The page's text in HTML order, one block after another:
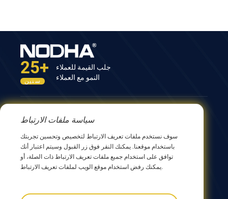
25+
سنين
جلب القيمة للعملاء
النمو مع العملاء
اتصل بنا
المبنى الثاني عشر، رقم 9 طريق شينغ يانغ، ووشي 214082،
جيانجسو، الصين
0086 510 8580 8562
0086 152 5144 1199
سياسة ملفات الارتباط
سوف نستخدم ملفات تعريف الارتباط لتخصيص وتحسين تجربتك
باستخدام موقعنا. يمكنك النقر فوق زر القبول وسيتم اعتبار أنك
توافق على استخدام جميع ملفات تعريف الارتباط ذات الصلة، أو
يمكنك رفض استخدام موقع الويب لملفات تعريف الارتباط.